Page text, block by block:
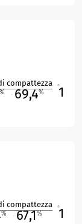
compattezza
% 69,4% 1
compattezza
% 67,1% 1